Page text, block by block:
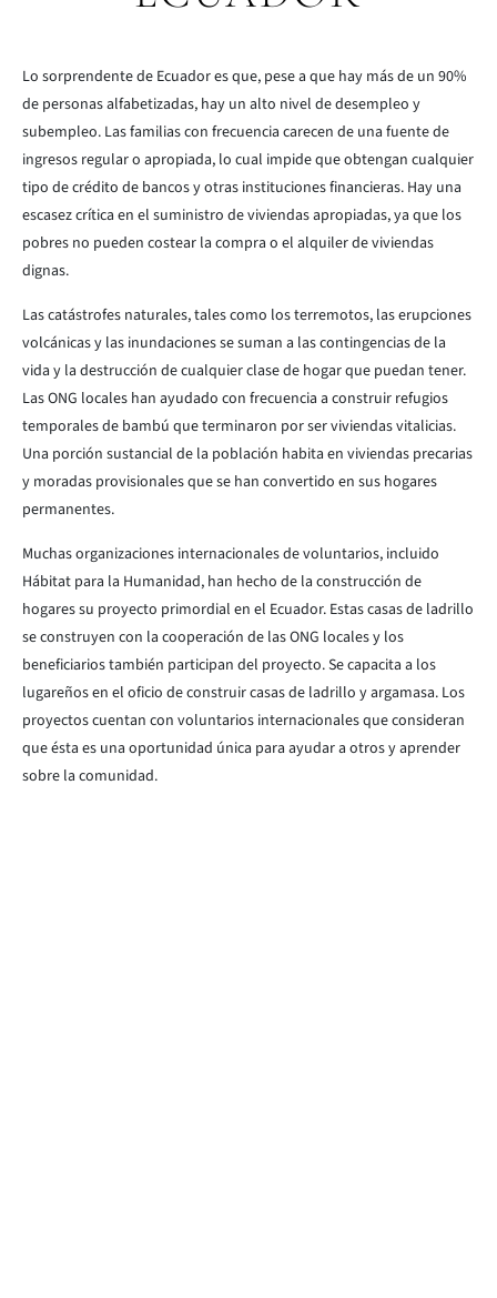
Lo sorprendente de Ecuador es que, pese a que hay más de un 90%
de personas alfabetizadas, hay un alto nivel de desempleo y
subempleo. Las familias con frecuencia carecen de una fuente de
ingresos regular o apropiada, lo cual impide que obtengan cualquier
tipo de crédito de bancos y otras instituciones financieras. Hay una
escasez crítica en el suministro de viviendas apropiadas, ya que los
pobres no pueden costear la compra o el alquiler de viviendas
dignas.
Las catástrofes naturales, tales como los terremotos, las erupciones
volcánicas y las inundaciones se suman a las contingencias de la
vida y la destrucción de cualquier clase de hogar que puedan tener.
Las ONG locales han ayudado con frecuencia a construir refugios
temporales de bambú que terminaron por ser viviendas vitalicias.
Una porción sustancial de la población habita en viviendas precarias
y moradas provisionales que se han convertido en sus hogares
permanentes.
Muchas organizaciones internacionales de voluntarios, incluido
Hábitat para la Humanidad, han hecho de la construcción de
hogares su proyecto primordial en el Ecuador. Estas casas de ladrillo
se construyen con la cooperación de las ONG locales y los
beneficiarios también participan del proyecto. Se capacita a los
lugareños en el oficio de construir casas de ladrillo y argamasa. Los
proyectos cuentan con voluntarios internacionales que consideran
que ésta es una oportunidad única para ayudar a otros y aprender
sobre la comunidad.